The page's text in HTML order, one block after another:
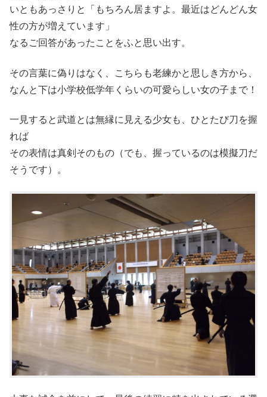
いともあっさりと「もちろん居ますよ。最近はどんどん女
性の方が増えています」
なるご回答があったことをふと思い出す。
その言葉に偽りはなく、こちらも老練かと思しき方から、
なんと下は小学校低学年くらいの可愛らしい女の子まで！
一見すると武道とは無縁に見える少女も、ひとたび刀を握
れば
その表情は真剣そのもの（でも、握っているのは模擬刀だ
そうです）。